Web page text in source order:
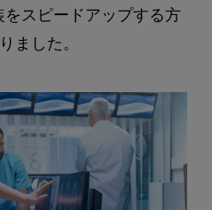
スピードアップする方
ました。